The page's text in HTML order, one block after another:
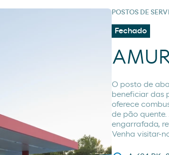
POSTOS DE
Fechado
O posto de
beneficiar das
oferece
de pão quente.
engarrafada,
Venha visitar-